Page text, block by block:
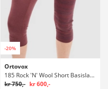
-20%
Ortovox
185 Rock 'N' Wool Short Basislag - lange underbukser
kr 750,- kr 600,-